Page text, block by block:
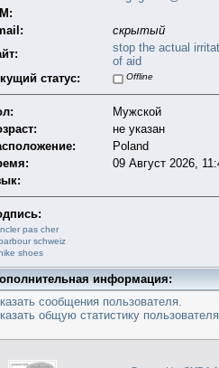
скрытый
stop the actual
of aid
статус:
Offline
Мужской
не указан
Poland
09 Август 2026,
pas cher
schweiz
shoes
информация:
сообщения пользователя.
общую статистику